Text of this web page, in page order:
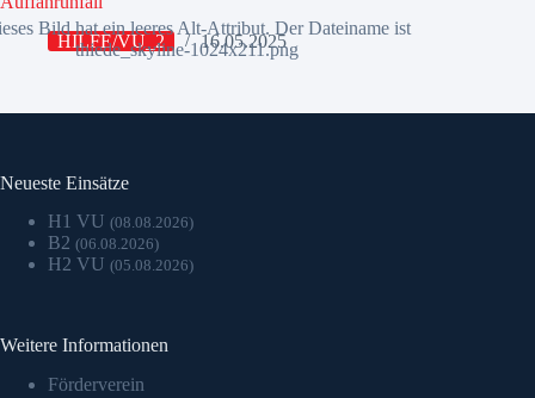
HILFE/VU_2
16.05.2025
Neueste Einsätze
H1 VU (08.08.2026)
B2 (06.08.2026)
H2 VU (05.08.2026)
Weitere Informationen
Förderverein